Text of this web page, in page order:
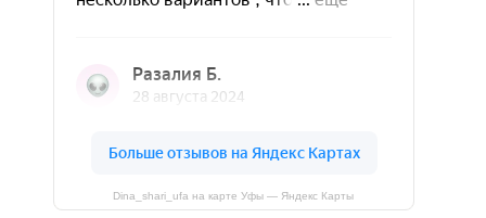
Dina_shari_ufa на карте Уфы — Яндекс Карты